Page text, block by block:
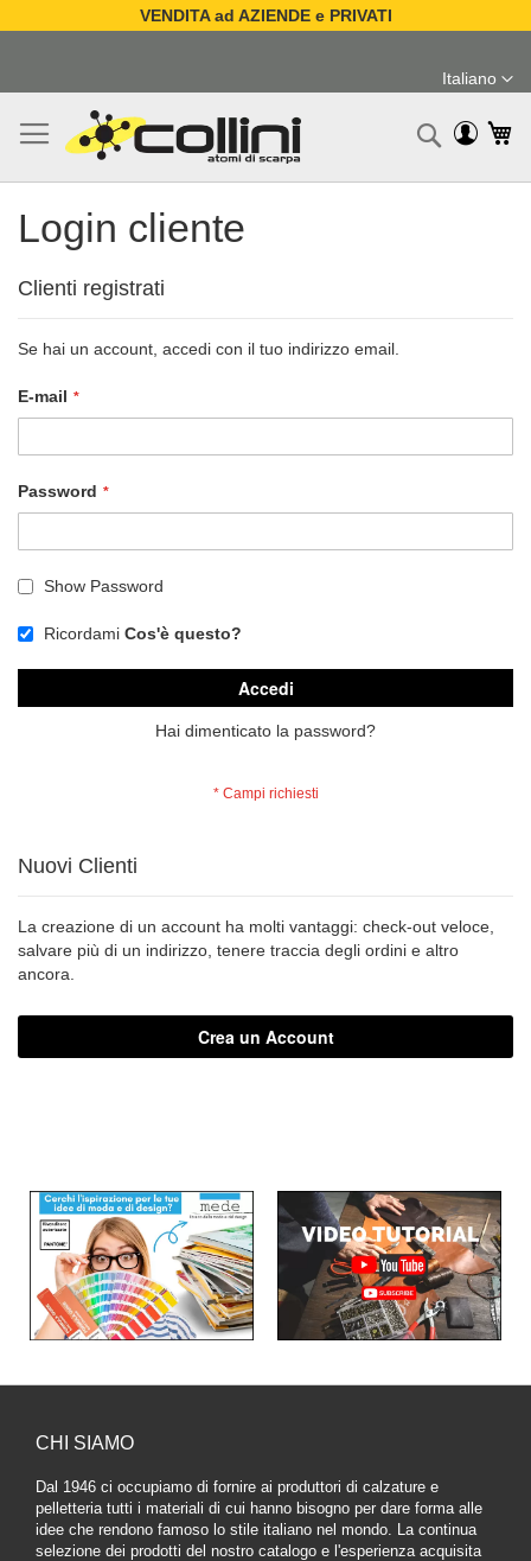
VENDITA ad AZIENDE e PRIVATI
contenuto
Lingua
Italiano
Login cliente
Clienti registrati
Se hai un account, accedi con il tuo indirizzo email.
E-mail
Password
Show Password
Ricordami Cos'è questo?
Accedi
Hai dimenticato la password?
Nuovi Clienti
La creazione di un account ha molti vantaggi: check-out veloce,
salvare più di un indirizzo, tenere traccia degli ordini e altro
ancora.
Crea un Account
CHI SIAMO
Dal 1946 ci occupiamo di fornire ai produttori di calzature e
pelletteria tutti i materiali di cui hanno bisogno per dare forma alle
idee che rendono famoso lo stile italiano nel mondo. La continua
selezione dei prodotti del nostro catalogo e l'esperienza acquisita